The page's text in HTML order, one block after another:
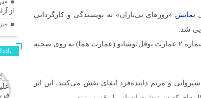
نمایش «روزهای بی‌باران» به نویسندگی و کارگردانی
شد.
از روز ۲۵ تیرماه ۱۴۰۴ هر شب ساعت ۲۱ در سالن شماره ۲ عمارت نوفل‌لوشاتو (عمارت هما) به روی صحنه
و مریم داننده‌فرد ایفای نقش می‌کنند. این اثر
از